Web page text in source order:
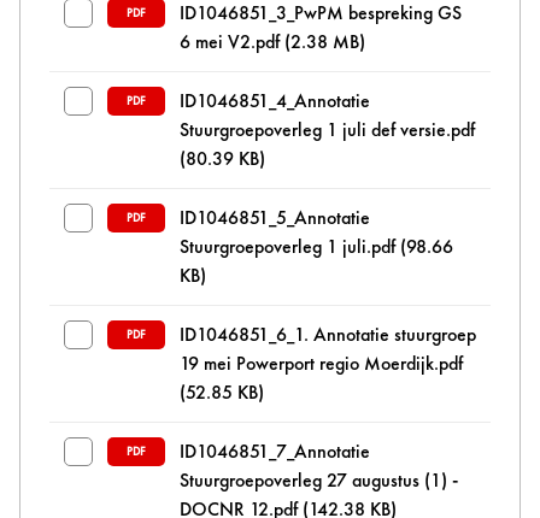
PDF
ID1046851_3_PwPM bespreking GS
6 mei V2.pdf (2.38 MB)
PDF
ID1046851_4_Annotatie
Stuurgroepoverleg 1 juli def versie.pdf
(80.39 KB)
PDF
ID1046851_5_Annotatie
Stuurgroepoverleg 1 juli.pdf (98.66
KB)
PDF
ID1046851_6_1. Annotatie stuurgroep
19 mei Powerport regio Moerdijk.pdf
(52.85 KB)
PDF
ID1046851_7_Annotatie
Stuurgroepoverleg 27 augustus (1) -
DOCNR 12.pdf (142.38 KB)